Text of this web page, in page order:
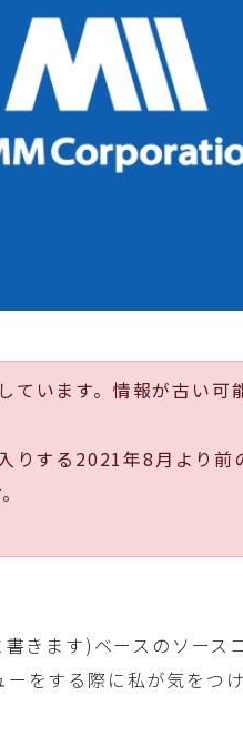
ています。情報が古い可
りする2021年8月より前
きます)ベースのソース
をする際に私が気をつ